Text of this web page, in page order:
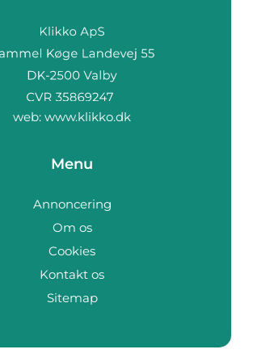
web: www.klikko.dk
Menu
Annoncering
Om os
Cookies
Kontakt os
Sitemap